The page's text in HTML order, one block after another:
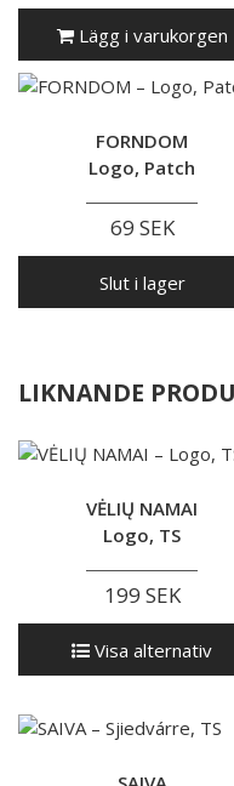
Lägg i varukorgen
FORNDOM
Logo, Patch
69 SEK
Slut i lager
LIKNANDE
VĖLIŲ NAMAI
Logo, TS
199 SEK
Visa alternativ